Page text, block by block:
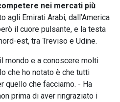
nei mercati più
agli Emirati Arabi, dall’America
il cuore pulsante, e la testa
est, tra Treviso e Udine.
mondo e a conoscere molti
che ho notato è che tutti
quello che facciamo. - Ha
prima di aver ringraziato i